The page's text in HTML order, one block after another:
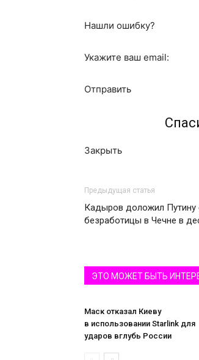
Нашли ошибку?
Укажите ваш email:
Отправить
Закрыть
Предыдущая статья
Кадыров доложил Путину
безработицы в Чечне в
ЭТО МОЖЕТ БЫТЬ
Маск отказал Киеву
в использовании Starlink для
ударов вглубь России